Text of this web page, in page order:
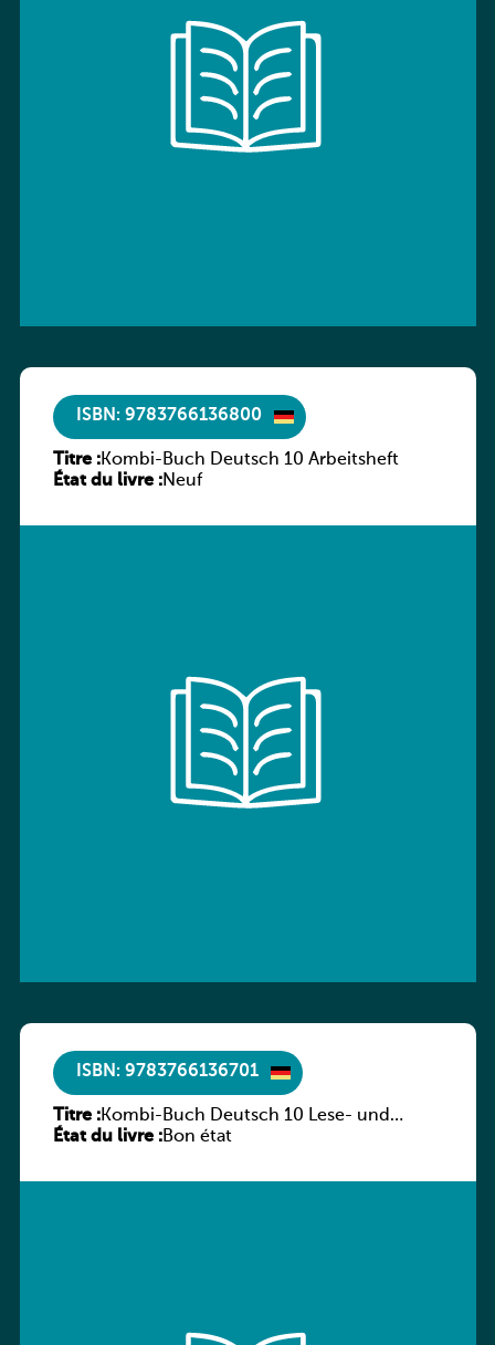
ISBN: 9783766136800
Titre :Kombi-Buch Deutsch 10 Arbeitsheft
État du livre :Neuf
ISBN: 9783766136701
Titre :Kombi-Buch Deutsch 10 Lese- und
Sprachbuch
État du livre :Bon état